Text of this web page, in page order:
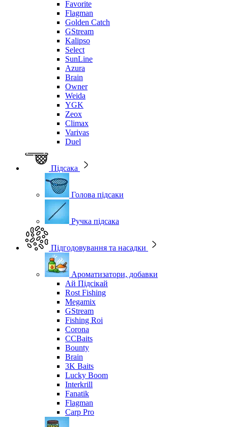
Favorite
Flagman
Golden Catch
GStream
Kalipso
Select
SunLine
Azura
Brain
Owner
Weida
YGK
Zeox
Climax
Varivas
Duel
Підсака
Голова підсаки
Ручка підсака
Підгодовування та насадки
Ароматизатори, добавки
Ай Підсікай
Rost Fishing
Megamix
GStream
Fishing Roi
Corona
CCBaits
Bounty
Brain
3K Baits
Lucky Boom
Interkrill
Fanatik
Flagman
Carp Pro